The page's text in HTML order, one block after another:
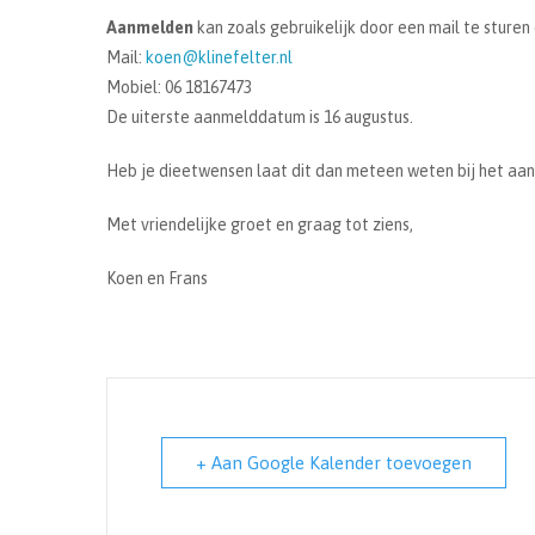
Aanmelden kan zoals gebruikelijk door een mail te
Mail: koen@klinefelter.nl
Mobiel: 06 18167473
De uiterste aanmelddatum is 16 augustus.
Heb je dieetwensen laat dit dan meteen weten bij het
Met vriendelijke groet en graag tot ziens,
Koen en Frans
+ Aan Google Kalender toevoegen